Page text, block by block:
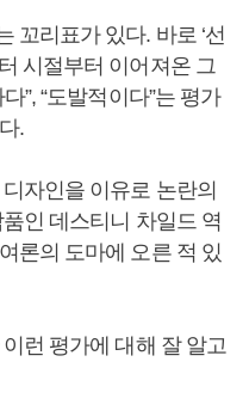
꼬리표가 있다. 바로 ‘선
시절부터 이어져온 그
”, “도발적이다”는 평가
.
자인을 이유로 논란의
인 데스티니 차일드 역
론의 도마에 오른 적 있
런 평가에 대해 잘 알고